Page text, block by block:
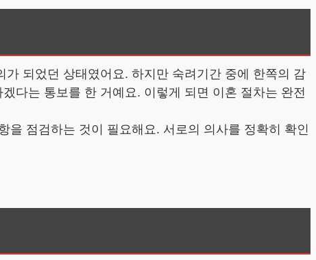
되었던 상태였어요. 하지만 숙려기간 중에 한쪽의 감
다는 통보를 한 거예요. 이렇게 되면 이혼 절차는 완전
을 점검하는 것이 필요해요. 서로의 의사를 정확히 확인